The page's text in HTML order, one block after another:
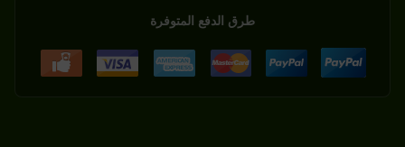
طرق الدفع المتوفرة